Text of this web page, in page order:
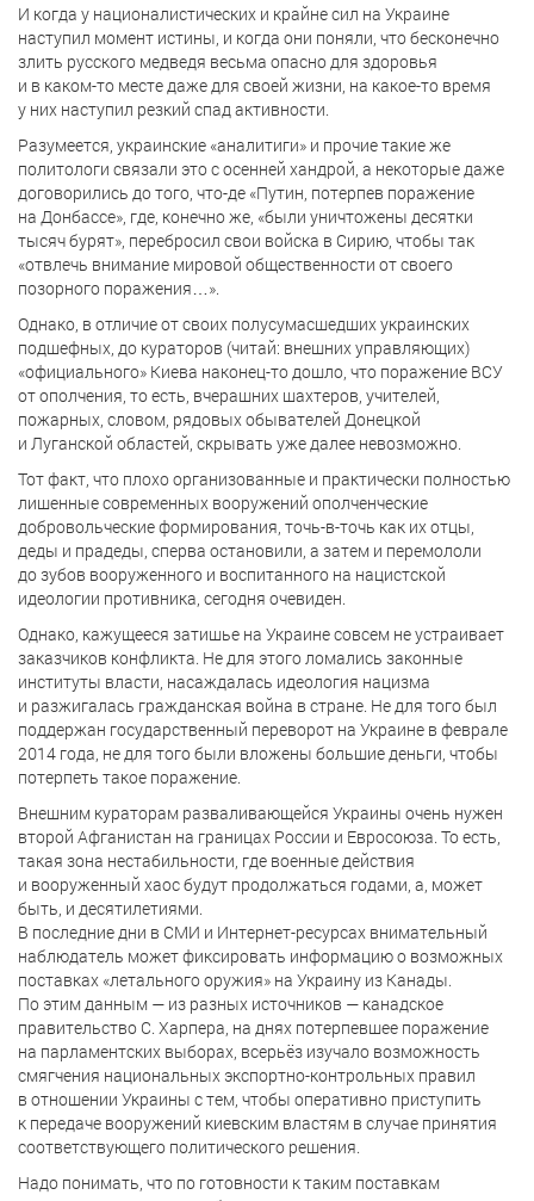
И когда у националистических и крайне сил на Украине
наступил момент истины, и когда они поняли, что бесконечно
злить русского медведя весьма опасно для здоровья
и в каком-то месте даже для своей жизни, на какое-то время
у них наступил резкий спад активности.
Разумеется, украинские «аналитиги» и прочие такие же
политологи связали это с осенней хандрой, а некоторые даже
договорились до того, что-де «Путин, потерпев поражение
на Донбассе», где, конечно же, «были уничтожены десятки
тысяч бурят», перебросил свои войска в Сирию, чтобы так
«отвлечь внимание мировой общественности от своего
позорного поражения…».
Однако, в отличие от своих полусумасшедших украинских
подшефных, до кураторов (читай: внешних управляющих)
«официального» Киева наконец-то дошло, что поражение ВСУ
от ополчения, то есть, вчерашних шахтеров, учителей,
пожарных, словом, рядовых обывателей Донецкой
и Луганской областей, скрывать уже далее невозможно.
Тот факт, что плохо организованные и практически полностью
лишенные современных вооружений ополченческие
добровольческие формирования, точь-в-точь как их отцы,
деды и прадеды, сперва остановили, а затем и перемололи
до зубов вооруженного и воспитанного на нацистской
идеологии противника, сегодня очевиден.
Однако, кажущееся затишье на Украине совсем не устраивает
заказчиков конфликта. Не для этого ломались законные
институты власти, насаждалась идеология нацизма
и разжигалась гражданская война в стране. Не для того был
поддержан государственный переворот на Украине в феврале
2014 года, не для того были вложены большие деньги, чтобы
потерпеть такое поражение.
Внешним кураторам разваливающейся Украины очень нужен
второй Афганистан на границах России и Евросоюза. То есть,
такая зона нестабильности, где военные действия
и вооруженный хаос будут продолжаться годами, а, может
быть, и десятилетиями.
В последние дни в СМИ и Интернет-ресурсах внимательный
наблюдатель может фиксировать информацию о возможных
поставках «летального оружия» на Украину из Канады.
По этим данным — из разных источников — канадское
правительство С. Харпера, на днях потерпевшее поражение
на парламентских выборах, всерьёз изучало возможность
смягчения национальных экспортно-контрольных правил
в отношении Украины с тем, чтобы оперативно приступить
к передаче вооружений киевским властям в случае принятия
соответствующего политического решения.
Надо понимать, что по готовности к таким поставкам